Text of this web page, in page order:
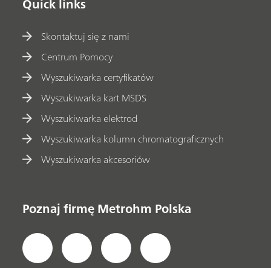
Skontaktuj się z nami
Centrum Pomocy
Wyszukiwarka certyfikatów
Wyszukiwarka kart MSDS
Wyszukiwarka elektrod
Wyszukiwarka kolumn chromatograficznych
Wyszukiwarka akcesoriów
Poznaj firmę Metrohm Polska